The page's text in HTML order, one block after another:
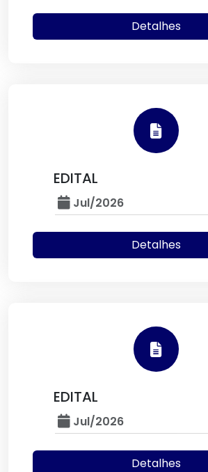
Detalhes
EDITAL
Jul/2026
Detalhes
EDITAL
Jul/2026
Detalhes